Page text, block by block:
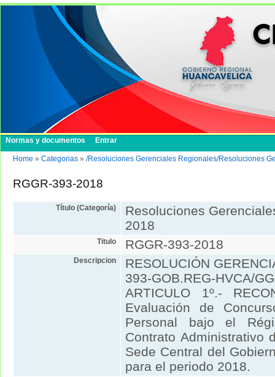
Normas y documentos Entrar
Home » Categorias » /Resoluciones Gerenciales Regionales/Resoluciones
RGGR-393-2018
Título (Categoría)
Resoluciones
2018
Titulo RGGR-393-2018
Descripcion
RESOLUCIÓN
393-GOB.REG-HVCA/
ARTICULO 1º.-
Evaluación de
Personal bajo el
Contrato Administrativo
Sede Central del
para el periodo 2018.